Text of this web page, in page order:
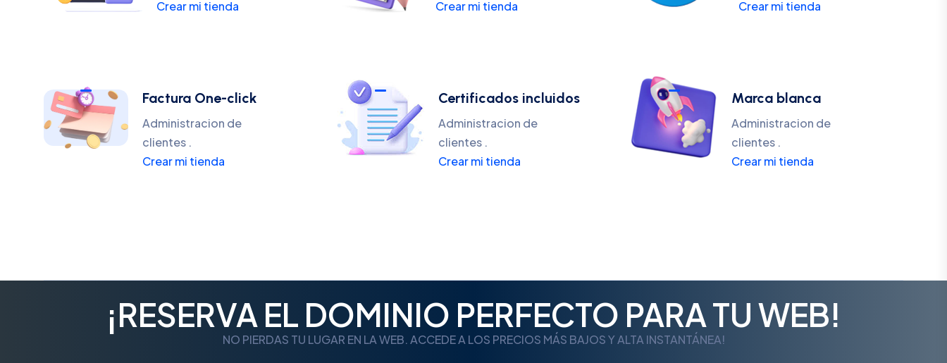
Crear mi tienda
Crear mi tienda
Crear mi tienda
Factura One-click
Administracion de
clientes .
Crear mi tienda
Certificados incluidos
Administracion de
clientes .
Crear mi tienda
Marca blanca
Administracion de
clientes .
Crear mi tienda
¡RESERVA EL DOMINIO PERFECTO PARA TU WEB!
NO PIERDAS TU LUGAR EN LA WEB. ACCEDE A LOS PRECIOS MÁS BAJOS Y ALTA INSTANTÁNEA!